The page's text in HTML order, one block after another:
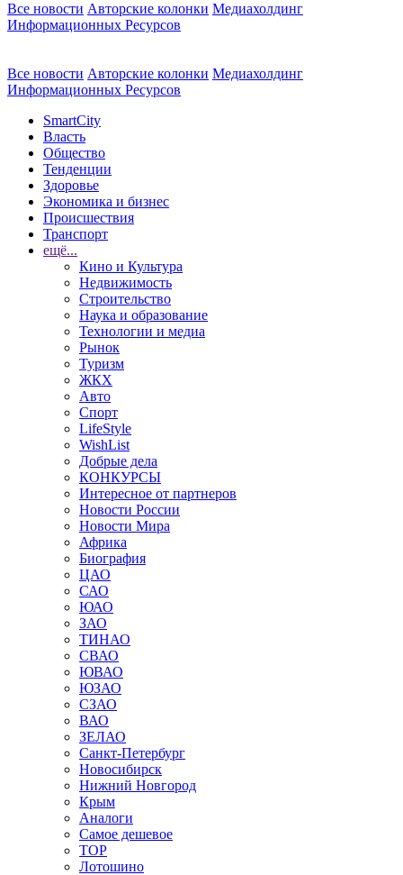
Все новости Авторские колонки Медиахолдинг
Информационных Ресурсов
Все новости Авторские колонки Медиахолдинг
Информационных Ресурсов
SmartCity
Власть
Общество
Тенденции
Здоровье
Экономика и бизнес
Происшествия
Транспорт
ещё...
Кино и Культура
Недвижимость
Строительство
Наука и образование
Технологии и медиа
Рынок
Туризм
ЖКХ
Авто
Спорт
LifeStyle
WishList
Добрые дела
КОНКУРСЫ
Интересное от партнеров
Новости России
Новости Мира
Африка
Биография
ЦАО
САО
ЮАО
ЗАО
ТИНАО
СВАО
ЮВАО
ЮЗАО
СЗАО
ВАО
ЗЕЛАО
Санкт-Петербург
Новосибирск
Нижний Новгород
Крым
Аналоги
Самое дешевое
TOP
Лотошино